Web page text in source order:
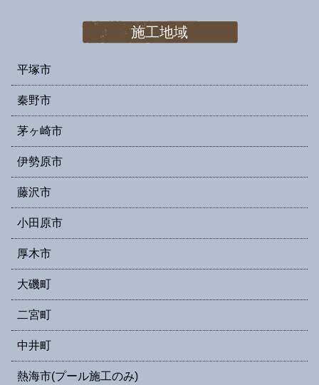
施工地域
平塚市
秦野市
茅ヶ崎市
伊勢原市
藤沢市
小田原市
厚木市
大磯町
二宮町
中井町
熱海市(プール施工のみ)